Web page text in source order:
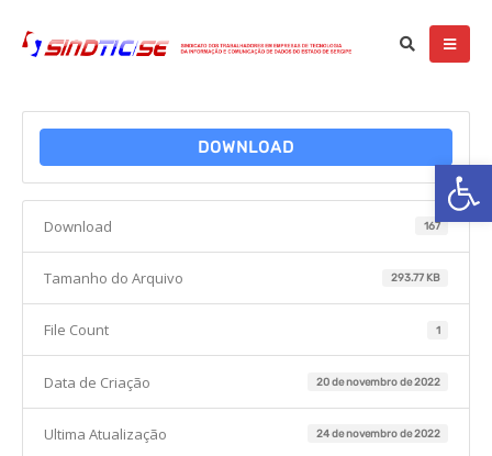
DOWNLOAD
Download 167
Tamanho do Arquivo 293.77 KB
File Count 1
Data de Criação 20 de novembro de 2022
Ultima Atualização 24 de novembro de 2022